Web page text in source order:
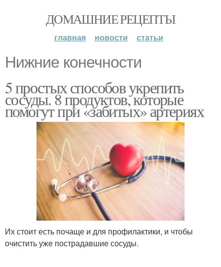
ДОМАШНИЕ РЕЦЕПТЫ
главная новости статьи
Нижние конечности
5 простых способов укрепить
сосуды. 8 продуктов, которые
помогут при «забитых» артериях
Их стоит есть почаще и для профилактики, и чтобы
очистить уже пострадавшие сосуды.